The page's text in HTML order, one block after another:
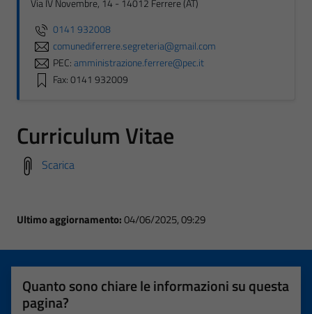
Via IV Novembre, 14 - 14012 Ferrere (AT)
0141 932008
comunediferrere.segreteria@gmail.com
PEC:amministrazione.ferrere@pec.it
Fax: 0141 932009
Curriculum Vitae
Scarica
Ultimo aggiornamento:04/06/2025, 09:29
Quanto sono chiare le informazioni su questa
pagina?